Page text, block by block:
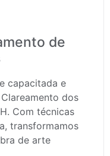
de
capacitada e
dos
Com técnicas
transformamos
de arte